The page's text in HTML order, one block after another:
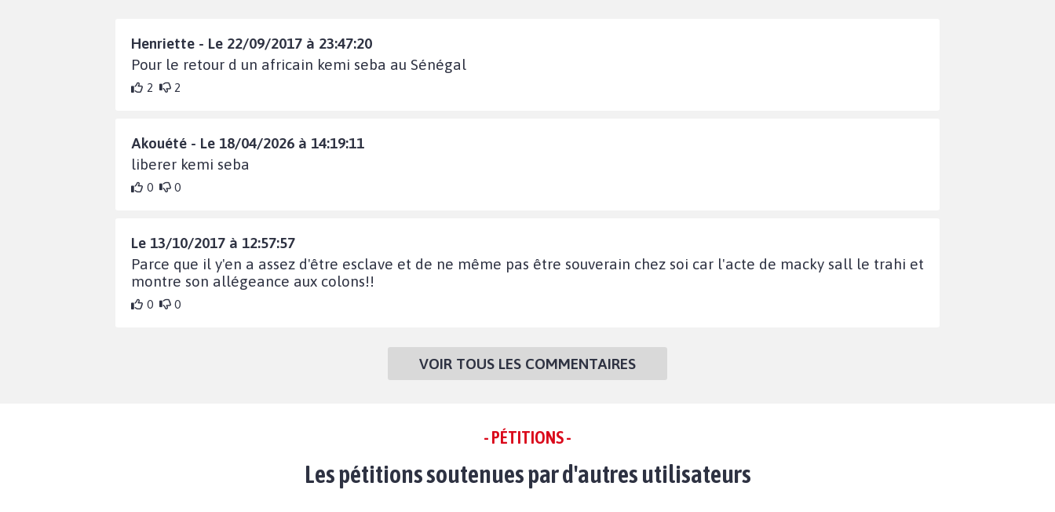
Henriette - Le 22/09/2017 à 23:47:20
Pour le retour d un africain kemi seba au Sénégal
2 2
Akouété - Le 18/04/2026 à 14:19:11
liberer kemi seba
0 0
Le 13/10/2017 à 12:57:57
Parce que il y'en a assez d'être esclave et de ne même pas être souverain chez soi car l'acte de macky sall le trahi et
montre son allégeance aux colons!!
0 0
VOIR TOUS LES COMMENTAIRES
- PÉTITIONS -
Les pétitions soutenues par d'autres utilisateurs